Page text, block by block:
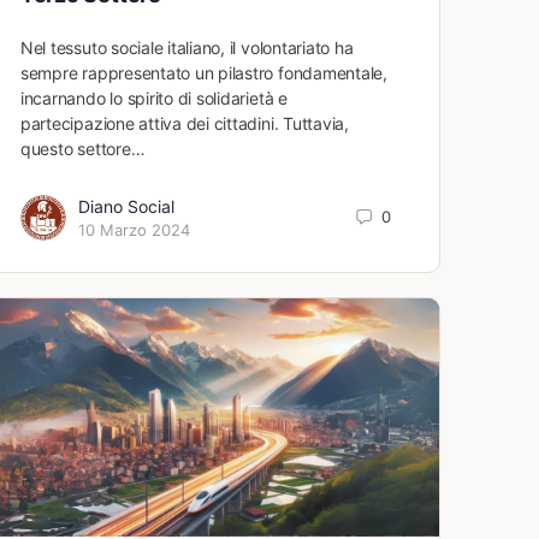
Nel tessuto sociale italiano, il volontariato ha
sempre rappresentato un pilastro fondamentale,
incarnando lo spirito di solidarietà e
partecipazione attiva dei cittadini. Tuttavia,
questo settore…
Diano Social
10 Marzo 2024
0